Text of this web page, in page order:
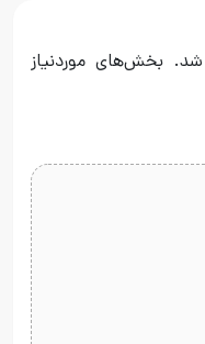
شد. بخش‌های موردنیاز